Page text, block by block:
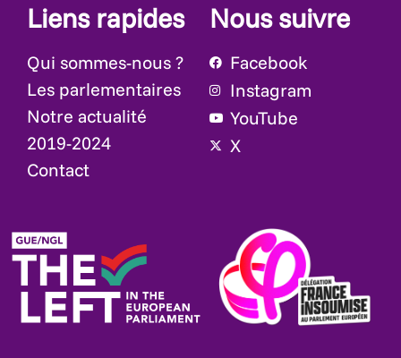
Liens rapides
Qui sommes-nous ?
Les parlementaires
Notre actualité
2019-2024
Contact
Nous suivre
Facebook
Instagram
YouTube
X